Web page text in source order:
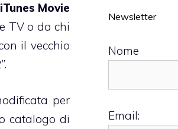
iTunes Movie
TV o da chi
il vecchio
per
catalogo di
Newsletter
Nome
Email: